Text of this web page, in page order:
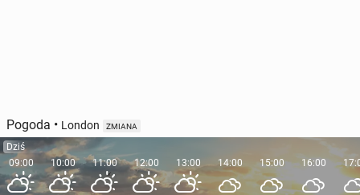
Pogoda • London ZMIANA
Dziś
09:00
10:00 11:00 12:00 13:00 14:00 15:00 16:00